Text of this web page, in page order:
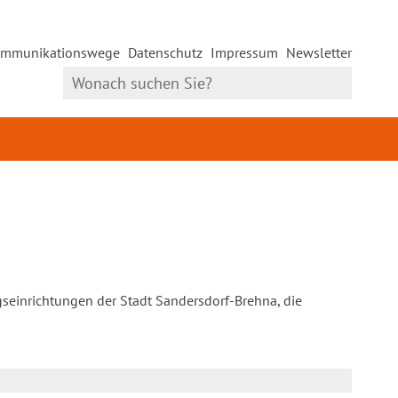
Datenschutz Impressum Newsletter
der Stadt Sandersdorf-Brehna, die